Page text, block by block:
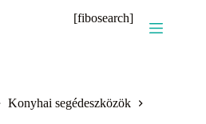
[fibosearch]
Konyhai segédeszközök